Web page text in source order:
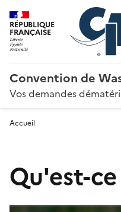
RÉPUBLIQUE
FRANÇAISE
Convention de
Vos demandes
Accueil
Qu'est-